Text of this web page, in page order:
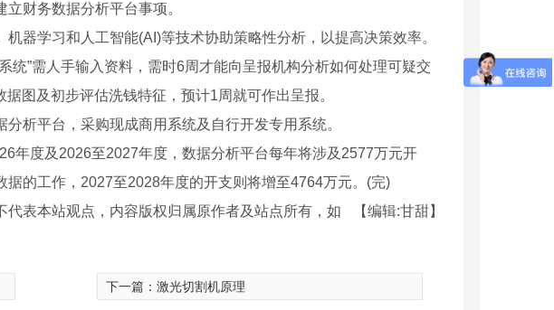
财务数据分析平台事项。
学习和人工智能(AI)等技术协助策略性分析，以提高决策效率。
统”需人手输入资料，需时6周才能向呈报机构分析如何处理可疑交
图及初步评估洗钱特征，预计1周就可作出呈报。
平台，采购现成商用系统及自行开发专用系统。
度及2026至2027年度，数据分析平台每年将涉及2577万元开
的工作，2027至2028年度的开支则将增至4764万元。(完)
【编辑:甘甜】
表本站观点，内容版权归属原作者及站点所有，如
下一篇： 激光切割机原理